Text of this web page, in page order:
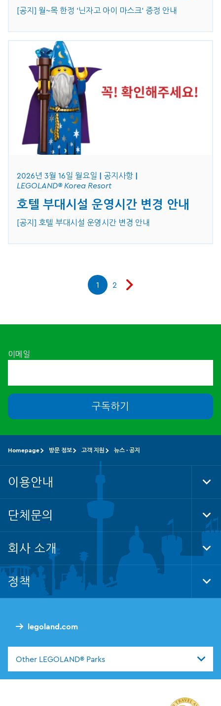
[공지] 월~목 한정 '닌자고 아이 마스크' 증정 안내
2026년 3월 16일 월요일
공지사항
LEGOLAND® Korea Resort
호텔 부대시설 운영시간 변경 안내
[공지] 호텔 부대시설 운영시간 변경 안내
1 2
이메일
구독하기
legoland.com
Other LEGOLAND® Parks
Homepage 방문 정보 고객 지원 뉴스 · 공지
이용안내
단체문의
회사 소개
정책